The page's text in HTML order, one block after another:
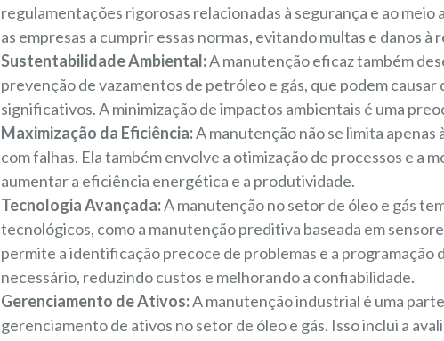
regulamentações rigorosas relacionadas à segurança e ao meio
as empresas a cumprir essas normas, evitando multas e danos à
Sustentabilidade Ambiental:A manutenção eficaz também
prevenção de vazamentos de petróleo e gás, que podem causar
significativos. A minimização de impactos ambientais é uma
Maximização da Eficiência:A manutenção não se limita
com falhas. Ela também envolve a otimização de processos e a
aumentar a eficiência energética e a produtividade.
Tecnologia Avançada:A manutenção no setor de óleo e gás
tecnológicos, como a manutenção preditiva baseada em
permite a identificação precoce de problemas e a programação
necessário, reduzindo custos e melhorando a confiabilidade.
Gerenciamento de Ativos:A manutenção industrial é uma
gerenciamento de ativos no setor de óleo e gás. Isso inclui a